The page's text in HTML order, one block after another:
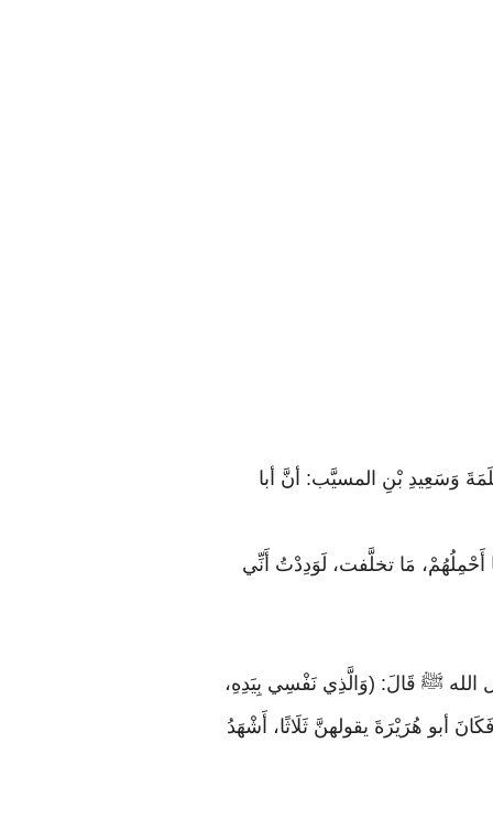
وَسَعِيدِ بْنِ المسيَّب: أنَّ أبا
مَا تخلَّفت، لَوَدِدْتُ أَنِّي
الله ﷺ قَالَ: (وَالَّذِي نَفْسِي بِيَدِهِ،
أبو هُرَيْرَةَ يقولهنَّ ثَلَاثًا، أَشْهَدُ